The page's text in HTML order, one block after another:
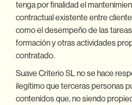
tenga por finalidad el
contractual existente entre
como el desempeño de las
formación y otras actividades
contratado.
Suave Criterio SL no se hace
ilegítimo que terceras personas
contenidos que, no siendo